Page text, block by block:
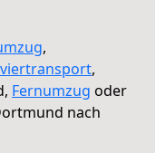
,
,
Fernumzug oder
nach